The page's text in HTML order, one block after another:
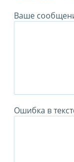
Ваше
Ошибка в